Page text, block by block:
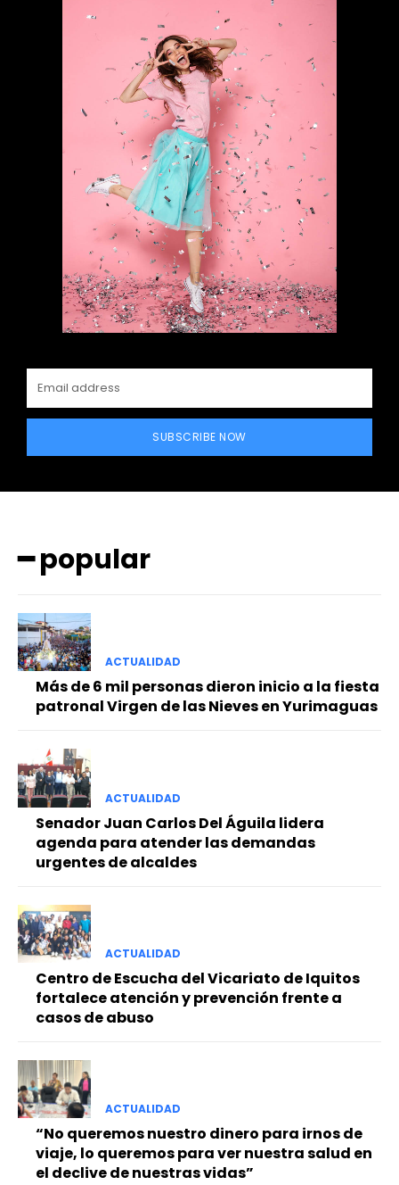
━ Planes
SUBSCRIBE NOW
━ popular
ACTUALIDAD
Más de 6 mil personas dieron inicio a la fiesta
patronal Virgen de las Nieves en Yurimaguas
ACTUALIDAD
Senador Juan Carlos Del Águila lidera
agenda para atender las demandas
urgentes de alcaldes
ACTUALIDAD
Centro de Escucha del Vicariato de Iquitos
fortalece atención y prevención frente a
casos de abuso
ACTUALIDAD
“No queremos nuestro dinero para irnos de
viaje, lo queremos para ver nuestra salud en
el declive de nuestras vidas”